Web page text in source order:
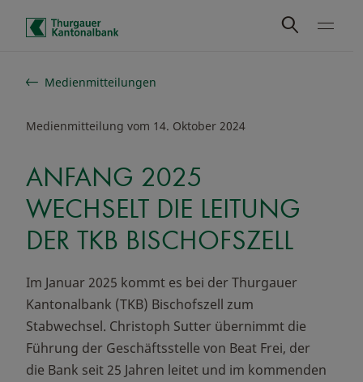
Schnelle Navigation
Medienmitteilungen
Medienmitteilung vom 14. Oktober 2024
ANFANG 2025
WECHSELT DIE LEITUNG
DER TKB BISCHOFSZELL
Im Januar 2025 kommt es bei der Thurgauer
Kantonalbank (TKB) Bischofszell zum
Stabwechsel. Christoph Sutter übernimmt die
Führung der Geschäftsstelle von Beat Frei, der
die Bank seit 25 Jahren leitet und im kommenden